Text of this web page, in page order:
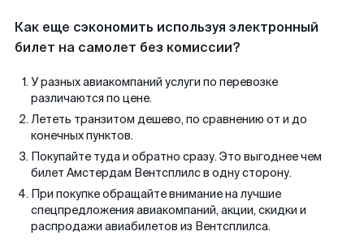
Как еще сэкономить используя электронный
билет на самолет без комиссии?
У разных авиакомпаний услуги по перевозке
различаются по цене.
Лететь транзитом дешево, по сравнению от и до
конечных пунктов.
Покупайте туда и обратно сразу. Это выгоднее чем
билет Амстердам Вентсплилс в одну сторону.
При покупке обращайте внимание на лучшие
спецпредложения авиакомпаний, акции, скидки и
распродажи авиабилетов из Вентсплилса.